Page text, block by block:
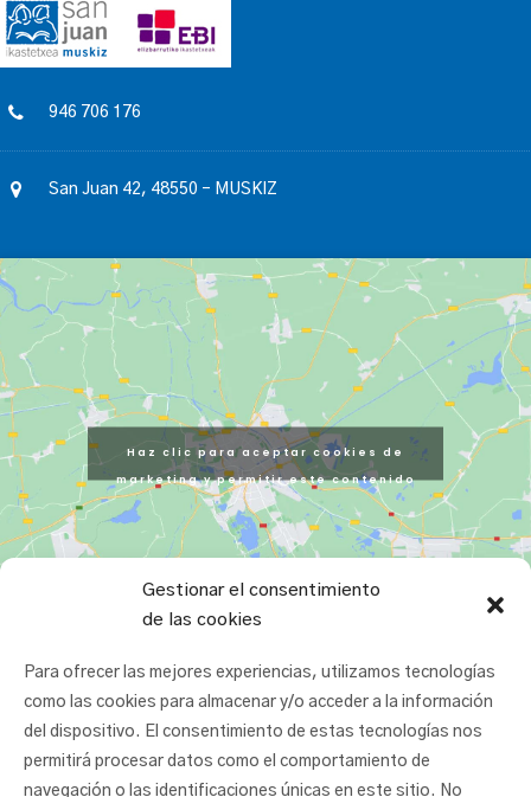
Gestionar el consentimiento
de las cookies
Para ofrecer las mejores experiencias, utilizamos tecnologías
como las cookies para almacenar y/o acceder a la información
del dispositivo. El consentimiento de estas tecnologías nos
permitirá procesar datos como el comportamiento de
navegación o las identificaciones únicas en este sitio. No
946 706 176
San Juan 42, 48550 – MUSKIZ
Haz clic para aceptar cookies de
marketing y permitir este contenido